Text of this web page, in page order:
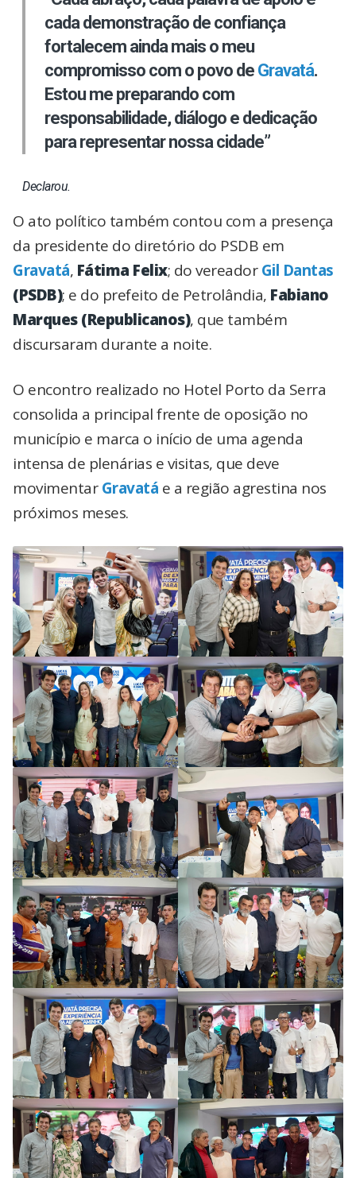
cada demonstração de confiança
fortalecem ainda mais o meu
compromisso com o povo de Gravatá.
Estou me preparando com
responsabilidade, diálogo e dedicação
para representar nossa cidade”
Declarou.
O ato político também contou com a presença
da presidente do diretório do PSDB em
Gravatá, Fátima Felix; do vereadorGil Dantas
(PSDB); e do prefeito de Petrolândia, Fabiano
Marques (Republicanos), que também
discursaram durante a noite.
O encontro realizado no Hotel Porto da Serra
consolida a principal frente de oposição no
município e marca o início de uma agenda
intensa de plenárias e visitas, que deve
movimentarGravatá e a região agrestina nos
próximos meses.